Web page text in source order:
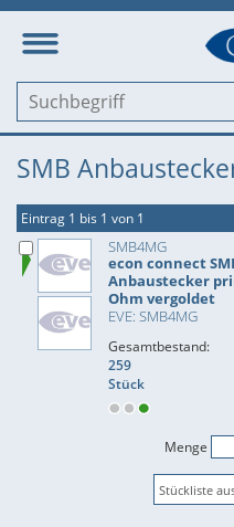
SMB
Eintrag 1 bis 1 von 1
SMB4MG
econ connect
Anbaustecker
Ohm vergoldet
EVE: SMB4MG
Gesamtbestand:
259
Stück
Menge